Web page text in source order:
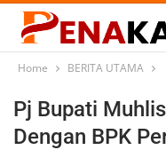
Home BERITA UTAMA
Pj Bupati
Dengan BPK